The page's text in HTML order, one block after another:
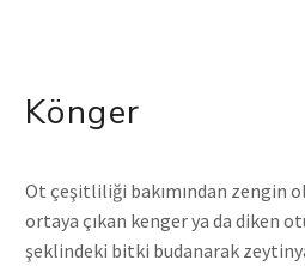
Könger
Ot çeşitliliği bakımından zengin
ortaya çıkan kenger ya da diken
şeklindeki bitki budanarak